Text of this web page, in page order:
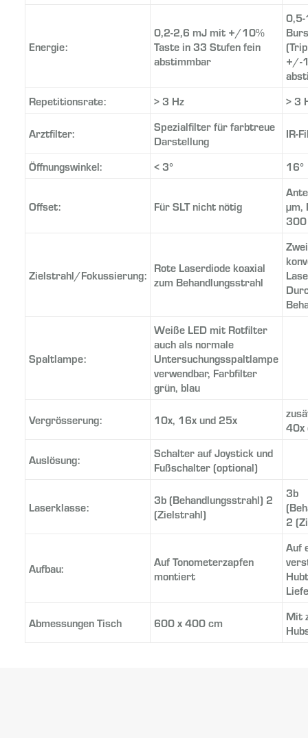
Energie:
0,2-2,6 mJ mit +/10%
Taste in 33 Stufen fein
abstimmbar
0,5-
+/-
Repetitionsrate:
> 3 Hz > 3
Arztfilter:
Spezialfilter für farbtreue
Darstellung
IR-
Öffnungswinkel: < 3° 16°
Offset: Für SLT nicht nötig
µm,
300
Zielstrahl/Fokussierung:
Rote Laserdiode koaxial
zum Behandlungsstrahl
Zwei
Spaltlampe:
Weiße LED mit Rotfilter
auch als normale
Untersuchungsspaltlampe
verwendbar, Farbfilter
grün, blau
Vergrösserung: 10x, 16x und 25x
40x
Auslösung:
Schalter auf Joystick und
Fußschalter (optional)
Laserklasse:
3b (Behandlungsstrahl) 2
(Zielstrahl)
3b
2
Aufbau:
Auf Tonometerzapfen
montiert
Auf
Abmessungen Tisch 600 x 400 cm
Mit